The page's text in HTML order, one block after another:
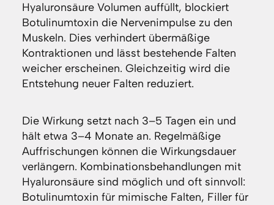
Hyaluronsäure Volumen auffüllt, blockiert
Botulinumtoxin die Nervenimpulse zu den
Muskeln. Dies verhindert übermäßige
Kontraktionen und lässt bestehende Falten
weicher erscheinen. Gleichzeitig wird die
Entstehung neuer Falten reduziert.
Die Wirkung setzt nach 3–5 Tagen ein und
hält etwa 3–4 Monate an. Regelmäßige
Auffrischungen können die Wirkungsdauer
verlängern. Kombinationsbehandlungen mit
Hyaluronsäure sind möglich und oft sinnvoll:
Botulinumtoxin für mimische Falten, Filler für